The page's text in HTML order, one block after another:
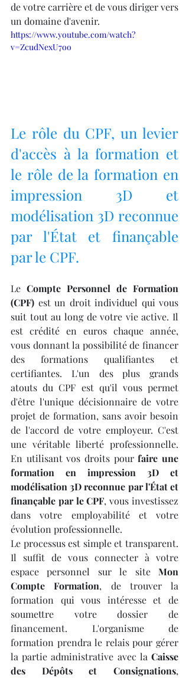
de votre carrière et de vous diriger vers
un domaine d'avenir.
https://www.youtube.com/watch?
v=ZcudNexU7oo
Le rôle du CPF, un levier
d'accès à la formation et
le rôle de la formation en
impression 3D et
modélisation 3D reconnue
par l'État et finançable
par le CPF.
Le Compte Personnel de Formation
(CPF) est un droit individuel qui vous
suit tout au long de votre vie active. Il
est crédité en euros chaque année,
vous donnant la possibilité de financer
des formations qualifiantes et
certifiantes. L'un des plus grands
atouts du CPF est qu'il vous permet
d'être l'unique décisionnaire de votre
projet de formation, sans avoir besoin
de l'accord de votre employeur. C'est
une véritable liberté professionnelle.
En utilisant vos droits pour faire une
formation en impression 3D et
modélisation 3D reconnue par l'État et
finançable par le CPF, vous investissez
dans votre employabilité et votre
évolution professionnelle.
Le processus est simple et transparent.
Il suffit de vous connecter à votre
espace personnel sur le site Mon
Compte Formation, de trouver la
formation qui vous intéresse et de
soumettre votre dossier de
financement. L'organisme de
formation prendra le relais pour gérer
la partie administrative avec la Caisse
des Dépôts et Consignations,